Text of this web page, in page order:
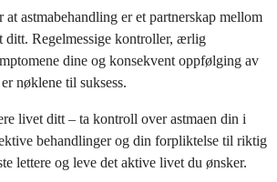
astmabehandling er et partnerskap mellom
ditt. Regelmessige kontroller, ærlig
dine og konsekvent oppfølging av
nøklene til suksess.
livet ditt – ta kontroll over astmaen din i
behandlinger og din forpliktelse til riktig
lettere og leve det aktive livet du ønsker.